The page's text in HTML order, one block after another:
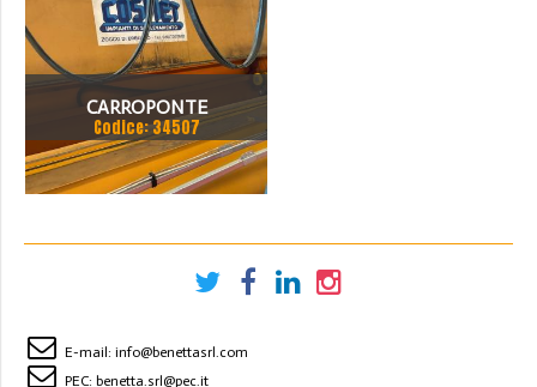
CARROPONTE
MONOTRAVE COSMET
SCARTAMENTO 15500 MM
Codice: 34507
E-mail: info@benettasrl.com
PEC: benetta.srl@pec.it